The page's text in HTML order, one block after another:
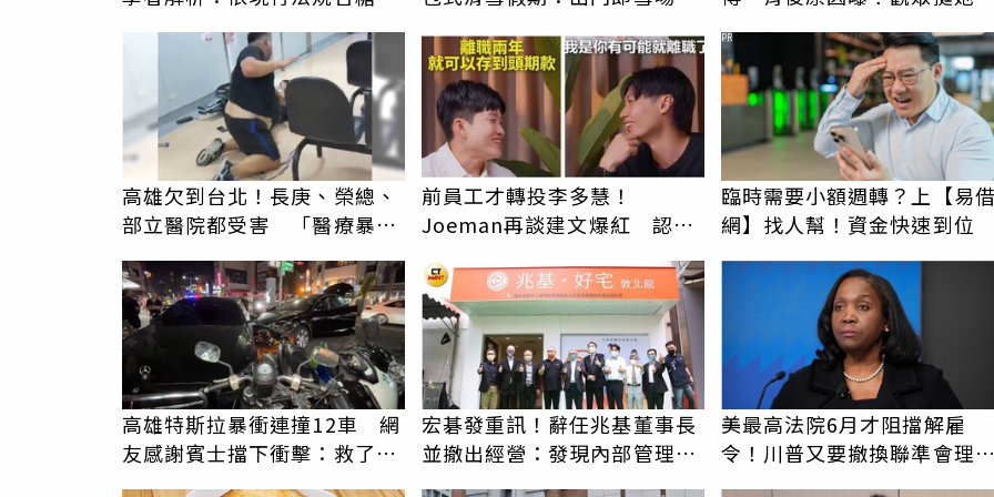
高雄欠到台北！長庚、榮總、
部立醫院都受害 「醫療暴力
前員工才轉投李多慧！
Joeman再談建文爆紅 認
臨時需要小額週轉？上【易
網】找人幫！資金快速到位
PR
高雄特斯拉暴衝連撞12車 網
友感謝賓士擋下衝擊：救了很
多人
宏碁發重訊！辭任兆基董事長
並撤出經營：發現內部管理缺
失
美最高法院6月才阻擋解雇
令！川普又要撤換聯準會理
庫克